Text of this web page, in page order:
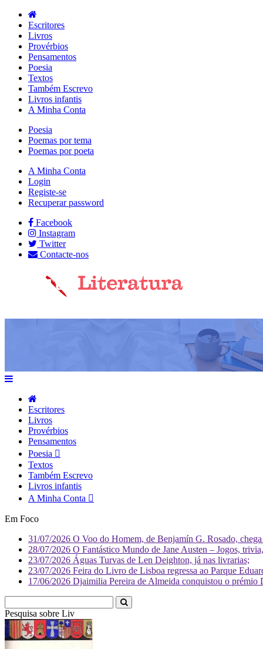
Escritores
Livros
Provérbios
Pensamentos
Poesia
Textos
Também Escrevo
Livros infantis
A Minha Conta
Poesia
Poemas por tema
Poemas por poeta
A Minha Conta
Login
Registe-se
Recuperar password
Facebook
Instagram
Twitter
Contacte-nos
Escritores
Livros
Provérbios
Pensamentos
Poesia
Textos
Também Escrevo
Livros infantis
A Minha Conta
Em Foco
31/07/2026 O Voo do Homem, de Benjamín G. Rosado,
28/07/2026 O Fantástico Mundo de Jane Austen – Jogos,
23/07/2026 Águas Turvas de Len Deighton, já nas livrarias;
23/07/2026 Feira do Livro de Lisboa regressa ao Parque
17/06/2026 Djaimilia Pereira de Almeida conquistou o
Pesquisa sobre Literatura